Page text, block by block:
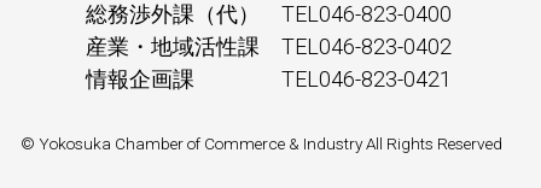
総務渉外課（代） TEL046-823-0400
産業・地域活性課 TEL046-823-0402
情報企画課 TEL046-823-0421
© Yokosuka Chamber of Commerce & Industry All Rights Reserved